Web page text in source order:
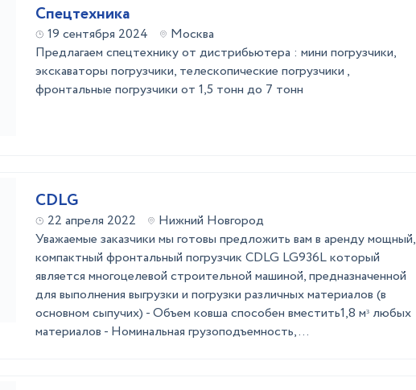
Спецтехника
19 сентября 2024
Москва
Предлагаем спецтехнику от дистрибьютера : мини погрузчики,
экскаваторы погрузчики, телескопические погрузчики ,
фронтальные погрузчики от 1,5 тонн до 7 тонн
CDLG
22 апреля 2022
Нижний Новгород
Уважаемые заказчики мы готовы предложить вам в аренду мощный,
компактный фронтальный погрузчик CDLG LG936L который
является многоцелевой строительной машиной, предназначенной
для выполнения выгрузки и погрузки различных материалов (в
основном сыпучих) - Объем ковша способен вместить1,8 мᶟ любых
материалов - Номинальная грузоподъемность, ...